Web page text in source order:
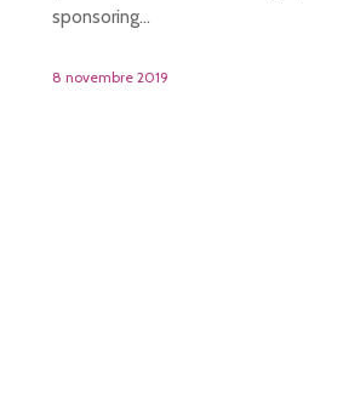
sponsoring…
8 novembre 2019